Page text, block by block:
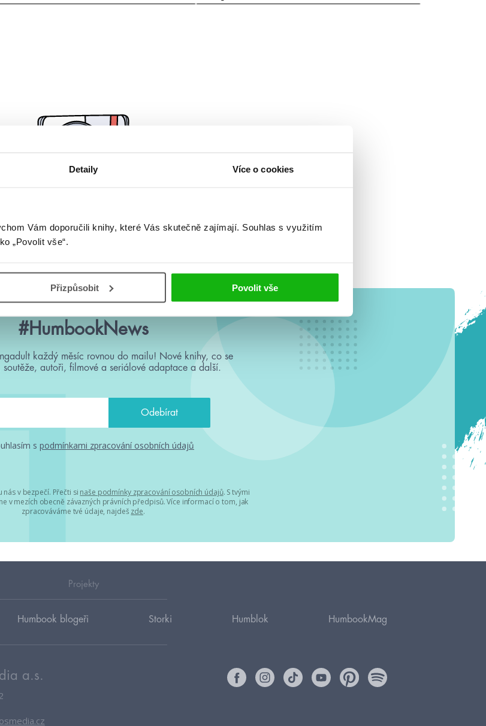
Detaily Více o cookies
Vám doporučili knihy, které Vás skutečně zajímají. Souhlas s využitím
„Povolit vše“.
Přizpůsobit Povolit vše
Žádné knihy nenalezeny.
#HumbookNews
každý měsíc rovnou do mailu! Nové knihy, co se
soutěže, autoři, filmové a seriálové adaptace a další.
s podmínkami zpracování osobních údajů
v bezpečí. Přečti si naše podmínky zpracování osobních údajů. S tvými
v mezích obecně závazných právních předpisů. Více informací o tom, jak
zpracováváme tvé údaje, najdeš zde.
Projekty
Humbook blogeři Storki Humblok HumbookMag
a.s.